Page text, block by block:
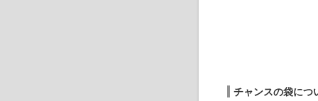
チャンスの袋につ